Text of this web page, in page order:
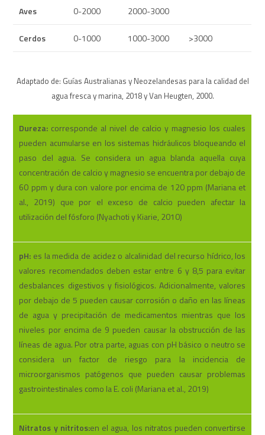
Aves 0-2000 2000-3000
Cerdos 0-1000 1000-3000 >3000
Adaptado de: Guías Australianas y Neozelandesas para la calidad del
agua fresca y marina, 2018 y Van Heugten, 2000.
Dureza: corresponde al nivel de calcio y magnesio los cuales
pueden acumularse en los sistemas hidráulicos bloqueando el
paso del agua. Se considera un agua blanda aquella cuya
concentración de calcio y magnesio se encuentra por debajo de
60 ppm y dura con valore por encima de 120 ppm (Mariana et
al., 2019) que por el exceso de calcio pueden afectar la
utilización del fósforo (Nyachoti y Kiarie, 2010)
pH: es la medida de acidez o alcalinidad del recurso hídrico, los
valores recomendados deben estar entre 6 y 8,5 para evitar
desbalances digestivos y fisiológicos. Adicionalmente, valores
por debajo de 5 pueden causar corrosión o daño en las líneas
de agua y precipitación de medicamentos mientras que los
niveles por encima de 9 pueden causar la obstrucción de las
líneas de agua. Por otra parte, aguas con pH básico o neutro se
considera un factor de riesgo para la incidencia de
microorganismos patógenos que pueden causar problemas
gastrointestinales como la E. coli (Mariana et al., 2019)
Nitratos y nitritos:en el agua, los nitratos pueden convertirse